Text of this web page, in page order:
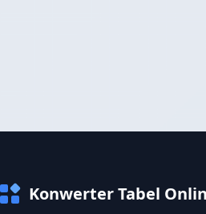
Konwerter Tabel